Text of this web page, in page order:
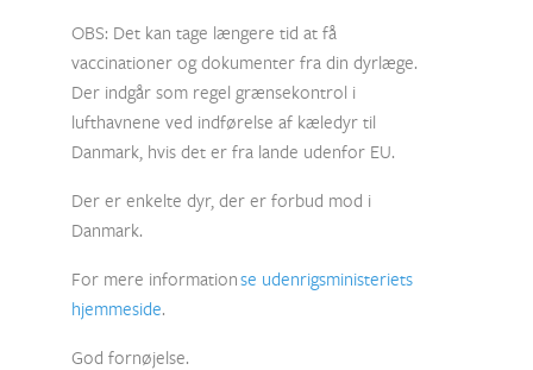
OBS: Det kan tage længere tid at få
vaccinationer og dokumenter fra din dyrlæge.
Der indgår som regel grænsekontrol i
lufthavnene ved indførelse af kæledyr til
Danmark, hvis det er fra lande udenfor EU.
Der er enkelte dyr, der er forbud mod i
Danmark.
For mere informationse udenrigsministeriets
hjemmeside.
God fornøjelse.